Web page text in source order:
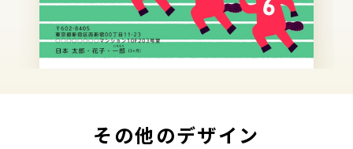
その他のデザイン